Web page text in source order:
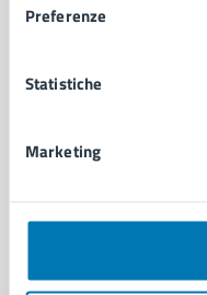
Preferenze
Statistiche
Marketing
Ambiente
Cultura e tempo libero
Educazione e formazione
Salute, benessere e
Vita lavorativa